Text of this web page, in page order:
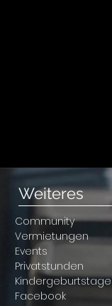
Weiteres
Community
Vermietungen
Events
Privatstunden
Kindergeburtstage
Facebook